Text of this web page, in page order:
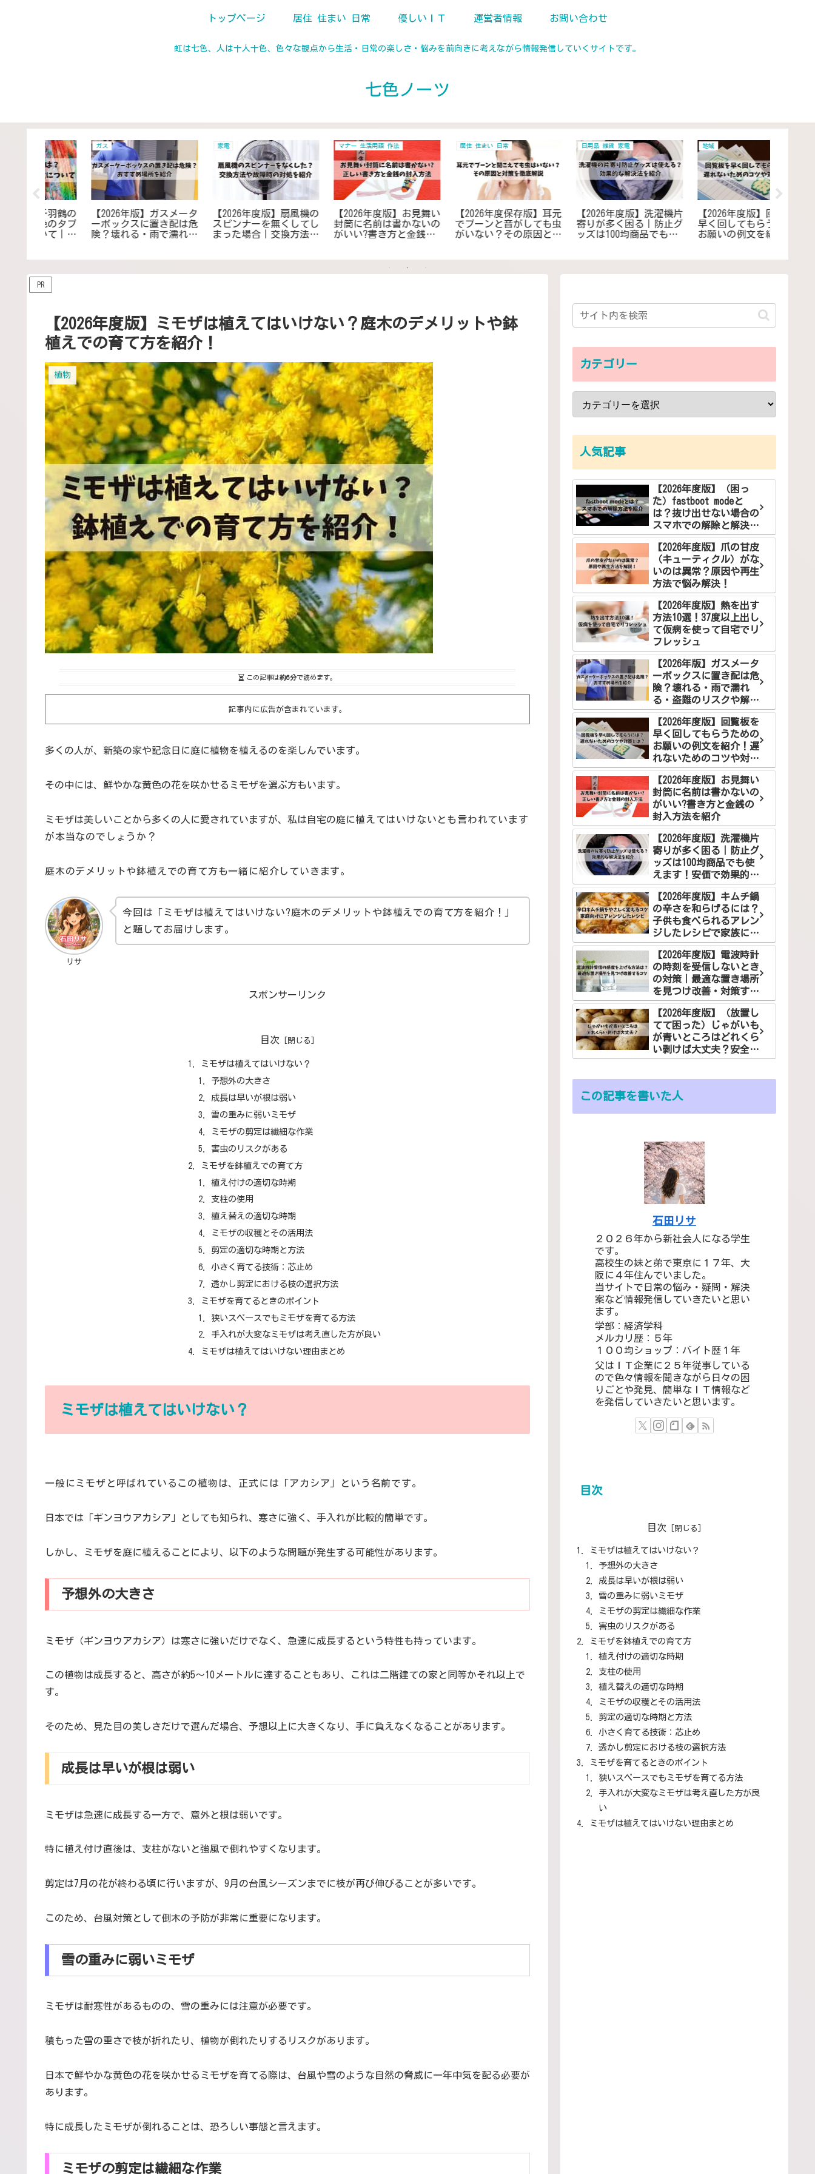
虹は七色、人は十人十色、色々な観点から生活・日常の楽しさ・悩みを前向きに考えながら情報発信していくサイトです。
七色ノーツ
トップページ 居住 住まい 日常 優しいＩＴ 運営者情報 お問い合わせ
居住 住まい 日常
【2026年度保存版】耳元
でブーンと音がしても虫
がいない？その原因と対
日用品 雑貨 家電
【2026年度版】洗濯機片
寄りが多く困る｜防止グ
ッズは100均商品でも使
【2026年度版】回覧板を
早く回してもらうための
お願いの例文を紹介！遅
【2026年最新】ガス点検
を断りたい時の危険ポイ
ント！拒否できる条件と
インターネット
【2026年度版】メルカリ
の返品で住所教えたくな
い時どうする？コンビニ
日用品 雑貨 家電
【2026年度版】電波時計
の時刻を受信しないとき
の対策｜最適な置き場所
PR
【2026年度版】ミモザは植えてはいけない？庭木のデメリットや鉢
植えでの育て方を紹介！
植物
この記事は約6分で読めます。
記事内に広告が含まれています。
多くの人が、新築の家や記念日に庭に植物を植えるのを楽しんでいます。
その中には、鮮やかな黄色の花を咲かせるミモザを選ぶ方もいます。
ミモザは美しいことから多くの人に愛されていますが、私は自宅の庭に植えてはいけないとも言われています
が本当なのでしょうか？
庭木のデメリットや鉢植えでの育て方も一緒に紹介していきます。
リサ
今回は「ミモザは植えてはいけない?庭木のデメリットや鉢植えでの育て方を紹介！」
と題してお届けします。
スポンサーリンク
目次
ミモザは植えてはいけない？
予想外の大きさ
成長は早いが根は弱い
雪の重みに弱いミモザ
ミモザの剪定は繊細な作業
害虫のリスクがある
ミモザを鉢植えでの育て方
植え付けの適切な時期
支柱の使用
植え替えの適切な時期
ミモザの収穫とその活用法
剪定の適切な時期と方法
小さく育てる技術：芯止め
透かし剪定における枝の選択方法
ミモザを育てるときのポイント
狭いスペースでもミモザを育てる方法
手入れが大変なミモザは考え直した方が良い
ミモザは植えてはいけない理由まとめ
ミモザは植えてはいけない？
一般にミモザと呼ばれているこの植物は、正式には「アカシア」という名前です。
日本では「ギンヨウアカシア」としても知られ、寒さに強く、手入れが比較的簡単です。
しかし、ミモザを庭に植えることにより、以下のような問題が発生する可能性があります。
予想外の大きさ
ミモザ（ギンヨウアカシア）は寒さに強いだけでなく、急速に成長するという特性も持っています。
この植物は成長すると、高さが約5～10メートルに達することもあり、これは二階建ての家と同等かそれ以上で
す。
そのため、見た目の美しさだけで選んだ場合、予想以上に大きくなり、手に負えなくなることがあります。
成長は早いが根は弱い
ミモザは急速に成長する一方で、意外と根は弱いです。
特に植え付け直後は、支柱がないと強風で倒れやすくなります。
剪定は7月の花が終わる頃に行いますが、9月の台風シーズンまでに枝が再び伸びることが多いです。
このため、台風対策として倒木の予防が非常に重要になります。
雪の重みに弱いミモザ
ミモザは耐寒性があるものの、雪の重みには注意が必要です。
積もった雪の重さで枝が折れたり、植物が倒れたりするリスクがあります。
日本で鮮やかな黄色の花を咲かせるミモザを育てる際は、台風や雪のような自然の脅威に一年中気を配る必要が
あります。
特に成長したミモザが倒れることは、恐ろしい事態と言えます。
ミモザの剪定は繊細な作業
カテゴリー
人気記事
【2026年度版】（困っ
た）fastboot modeと
は？抜け出せない場合の
スマホでの解除と解決方
法
【2026年度版】爪の甘皮
（キューティクル）がな
いのは異常？原因や再生
方法で悩み解決！
【2026年度版】熱を出す
方法10選！37度以上出し
て仮病を使って自宅でリ
フレッシュ
【2026年版】ガスメータ
ーボックスに置き配は危
険？壊れる・雨で濡れ
る・盗難のリスクや解決
案を徹底解説
【2026年度版】回覧板を
早く回してもらうための
お願いの例文を紹介！遅
れないためのコツや対策
とは？
【2026年度版】お見舞い
封筒に名前は書かないの
がいい?書き方と金銭の
封入方法を紹介
【2026年度版】洗濯機片
寄りが多く困る｜防止グ
ッズは100均商品でも使
えます！安価で効果的な
解決法をご紹介
【2026年度版】キムチ鍋
の辛さを和らげるには？
子供も食べられるアレン
ジしたレシピで家族に笑
顔を！
【2026年度版】電波時計
の時刻を受信しないとき
の対策｜最適な置き場所
を見つけ改善・対策する
コツ
【2026年度版】（放置し
てて困った）じゃがいも
が青いところはどれくら
い剥けば大丈夫？安全な
食べ方でお悩み解決
この記事を書いた人
石田リサ
２０２６年から新社会人になる学生
です。
高校生の妹と弟で東京に１７年、大
阪に４年住んでいました。
当サイトで日常の悩み・疑問・解決
案など情報発信していきたいと思い
ます。
学部：経済学科
メルカリ歴：５年
１００均ショップ：バイト歴１年
父はＩＴ企業に２５年従事している
ので色々情報を聞きながら日々の困
りごとや発見、簡単なＩＴ情報など
を発信していきたいと思います。
目次
目次
ミモザは植えてはいけない？
予想外の大きさ
成長は早いが根は弱い
雪の重みに弱いミモザ
ミモザの剪定は繊細な作業
害虫のリスクがある
ミモザを鉢植えでの育て方
植え付けの適切な時期
支柱の使用
植え替えの適切な時期
ミモザの収穫とその活用法
剪定の適切な時期と方法
小さく育てる技術：芯止め
透かし剪定における枝の選択方法
ミモザを育てるときのポイント
狭いスペースでもミモザを育てる方法
手入れが大変なミモザは考え直した方が良
い
ミモザは植えてはいけない理由まとめ